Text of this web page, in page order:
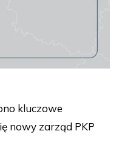
kluczowe
nowy zarząd PKP